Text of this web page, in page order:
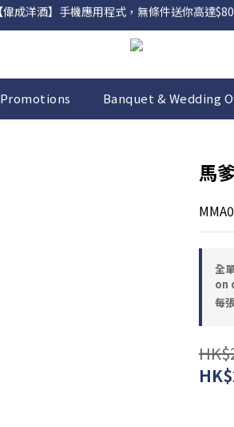
網店購滿 $500 即享免費送貨服務📦
網店購滿 $500 即享免費送貨服務📦
Promotions Banquet & Wedding
馬
全
on
每